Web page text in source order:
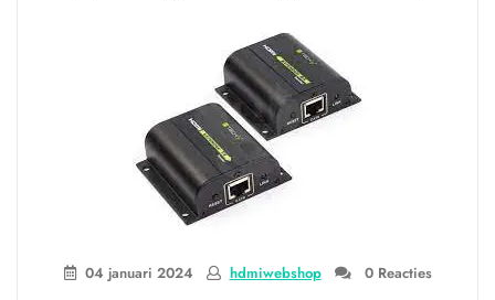
04 januari 2024 hdmiwebshop 0 Reacties